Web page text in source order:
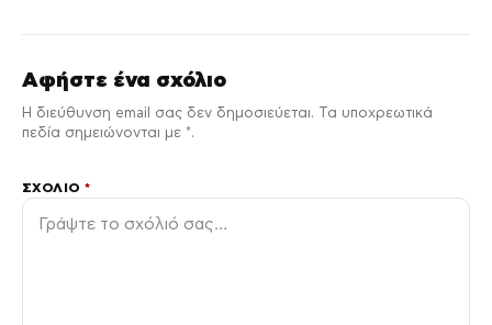
Αφήστε ένα σχόλιο
Η διεύθυνση email σας δεν δημοσιεύεται. Τα υποχρεωτικά
πεδία σημειώνονται με *.
ΣΧΌΛΙΟ*